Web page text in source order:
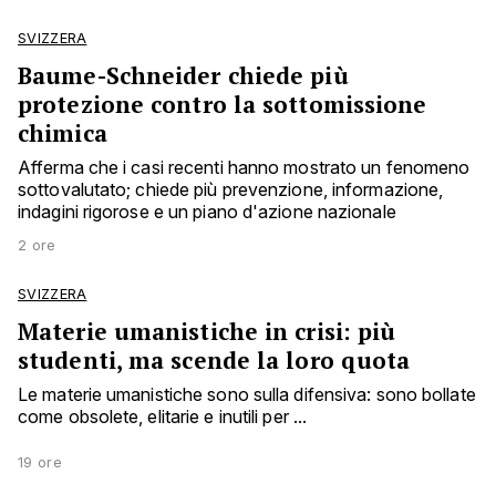
SVIZZERA
Baume-Schneider chiede più
protezione contro la sottomissione
chimica
Afferma che i casi recenti hanno mostrato un fenomeno
sottovalutato; chiede più prevenzione, informazione,
indagini rigorose e un piano d'azione nazionale
2 ore
SVIZZERA
Materie umanistiche in crisi: più
studenti, ma scende la loro quota
Le materie umanistiche sono sulla difensiva: sono bollate
come obsolete, elitarie e inutili per ...
19 ore